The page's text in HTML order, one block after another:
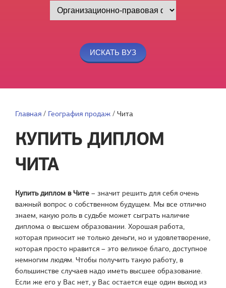
Главная / География продаж / Чита
КУПИТЬ ДИПЛОМ
ЧИТА
Купить диплом в Чите – значит решить для себя очень
важный вопрос о собственном будущем. Мы все отлично
знаем, какую роль в судьбе может сыграть наличие
диплома о высшем образовании. Хорошая работа,
которая приносит не только деньги, но и удовлетворение,
которая просто нравится – это великое благо, доступное
немногим людям. Чтобы получить такую работу, в
большинстве случаев надо иметь высшее образование.
Если же его у Вас нет, у Вас остается еще один выход из